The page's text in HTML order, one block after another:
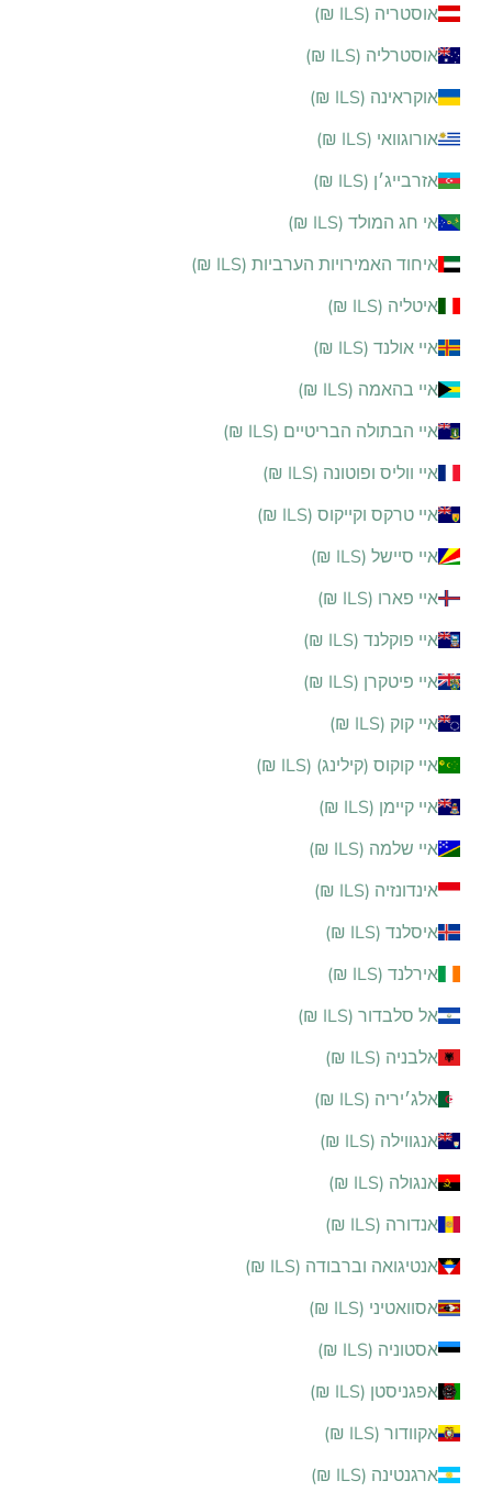
אוסטריה (ILS ₪)
אוסטרליה (ILS ₪)
אוקראינה (ILS ₪)
אורוגוואי (ILS ₪)
אזרבייג׳ן (ILS ₪)
אי חג המולד (ILS ₪)
איחוד האמירויות הערביות (ILS ₪)
איטליה (ILS ₪)
איי אולנד (ILS ₪)
איי בהאמה (ILS ₪)
איי הבתולה הבריטיים (ILS ₪)
איי ווליס ופוטונה (ILS ₪)
איי טרקס וקייקוס (ILS ₪)
איי סיישל (ILS ₪)
איי פארו (ILS ₪)
איי פוקלנד (ILS ₪)
איי פיטקרן (ILS ₪)
איי קוק (ILS ₪)
איי קוקוס (קילינג) (ILS ₪)
איי קיימן (ILS ₪)
איי שלמה (ILS ₪)
אינדונזיה (ILS ₪)
איסלנד (ILS ₪)
אירלנד (ILS ₪)
אל סלבדור (ILS ₪)
אלבניה (ILS ₪)
אלג׳יריה (ILS ₪)
אנגווילה (ILS ₪)
אנגולה (ILS ₪)
אנדורה (ILS ₪)
אנטיגואה וברבודה (ILS ₪)
אסוואטיני (ILS ₪)
אסטוניה (ILS ₪)
אפגניסטן (ILS ₪)
אקוודור (ILS ₪)
ארגנטינה (ILS ₪)